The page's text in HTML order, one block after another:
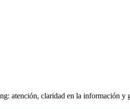
atención, claridad en la información y